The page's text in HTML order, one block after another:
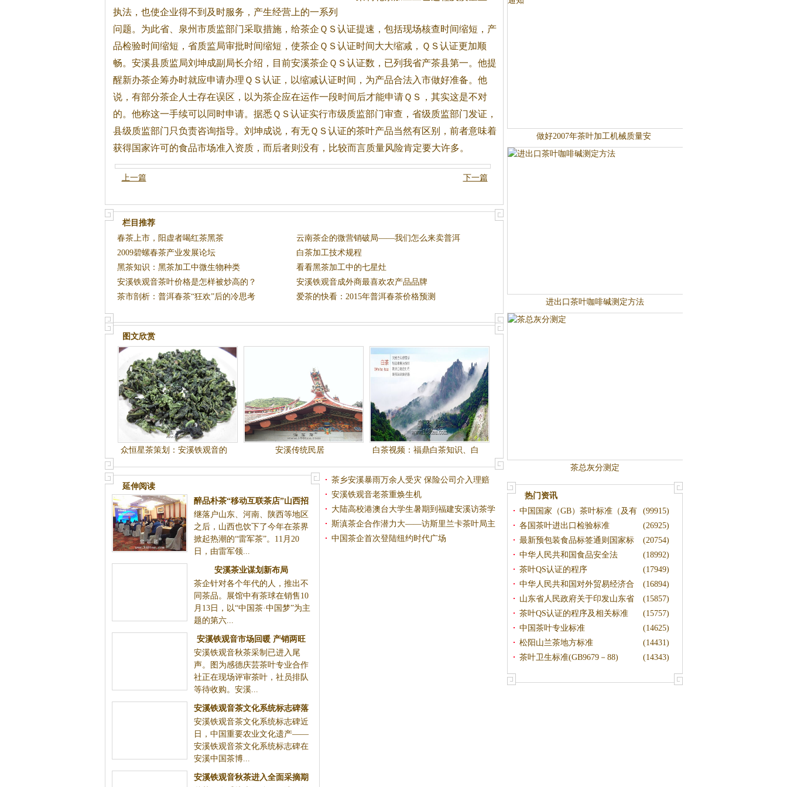
执法，也使企业得不到及时服务，产生经营上的一系列
问题。为此省、泉州市质监部门采取措施，给茶企ＱＳ认证提速，包括现场核查时间缩短，产
品检验时间缩短，省质监局审批时间缩短，使茶企ＱＳ认证时间大大缩减，ＱＳ认证更加顺
畅。安溪县质监局刘坤成副局长介绍，目前安溪茶企ＱＳ认证数，已列我省产茶县第一。他提
醒新办茶企筹办时就应申请办理ＱＳ认证，以缩减认证时间，为产品合法入市做好准备。他
说，有部分茶企人士存在误区，以为茶企应在运作一段时间后才能申请ＱＳ，其实这是不对
的。他称这一手续可以同时申请。据悉ＱＳ认证实行市级质监部门审查，省级质监部门发证，
县级质监部门只负责咨询指导。刘坤成说，有无ＱＳ认证的茶叶产品当然有区别，前者意味着
获得国家许可的食品市场准入资质，而后者则没有，比较而言质量风险肯定要大许多。
上一篇 下一篇
栏目推荐
春茶上市，阳虚者喝红茶黑茶
云南茶企的微营销破局——我们怎么来卖普洱
茶？
2009碧螺春茶产业发展论坛
白茶加工技术规程
黑茶知识：黑茶加工中微生物种类
看看黑茶加工中的七星灶
安溪铁观音茶叶价格是怎样被炒高的？
安溪铁观音成外商最喜欢农产品品牌
茶市剖析：普洱春茶“狂欢”后的冷思考
爱茶的快看：2015年普洱春茶价格预测
图文欣赏
众恒星茶策划：安溪铁观音的
历史佳话
安溪传统民居
白茶视频：福鼎白茶知识、白
茶加工技术
延伸阅读
醉品朴茶“移动互联茶店”山西招
商刷新纪录 10分钟签20家
继落户山东、河南、陕西等地区
之后，山西也饮下了今年在茶界
掀起热潮的“雷军茶”。11月20
日，由雷军领...
安溪茶业谋划新布局
茶企针对各个年代的人，推出不
同茶品。展馆中有茶球在销售10
月13日，以“中国茶·中国梦”为主
题的第六...
安溪铁观音市场回暖 产销两旺
安溪铁观音秋茶采制已进入尾
声。图为感德庆芸茶叶专业合作
社正在现场评审茶叶，社员排队
等待收购。安溪...
安溪铁观音茶文化系统标志碑落
成
安溪铁观音茶文化系统标志碑近
日，中国重要农业文化遗产——
安溪铁观音茶文化系统标志碑在
安溪中国茶博...
安溪铁观音秋茶进入全面采摘期
茶乡安溪暴雨万余人受灾 保险公司介入理赔
安溪铁观音老茶重焕生机
大陆高校港澳台大学生暑期到福建安溪访茶学
茶
斯滇茶企合作潜力大——访斯里兰卡茶叶局主
席斯里坎塔
中国茶企首次登陆纽约时代广场
做好2007年茶叶加工机械质量安
进出口茶叶咖啡碱测定方法
茶总灰分测定
热门资讯
(99915)
中国国家（GB）茶叶标准（及有
关
(26925)
各国茶叶进出口检验标准
(20754)
最新预包装食品标签通则国家标
准
(18992)
中华人民共和国食品安全法
(17949)
茶叶QS认证的程序
(16894)
中华人民共和国对外贸易经济合
作
(15857)
山东省人民政府关于印发山东省
中
(15757)
茶叶QS认证的程序及相关标准
(14625)
中国茶叶专业标准
(14431)
松阳山兰茶地方标准
(14343)
茶叶卫生标准(GB9679－88)